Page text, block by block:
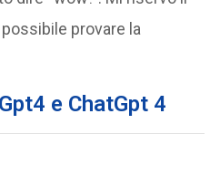
provare la
e ChatGpt 4